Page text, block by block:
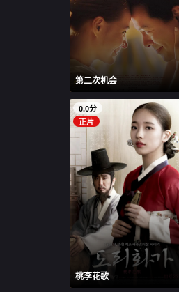
第二次机会
0.0分
正片
桃李花歌